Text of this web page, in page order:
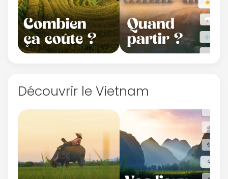
Découvrir le Vietnam
Politique de
confidentialité.